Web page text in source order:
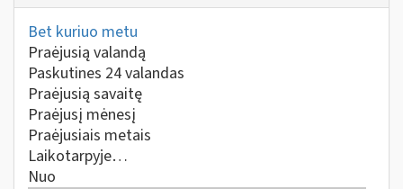
Bet kuriuo metu
Praėjusią valandą
Paskutines 24 valandas
Praėjusią savaitę
Praėjusį mėnesį
Praėjusiais metais
Laikotarpyje…
Nuo